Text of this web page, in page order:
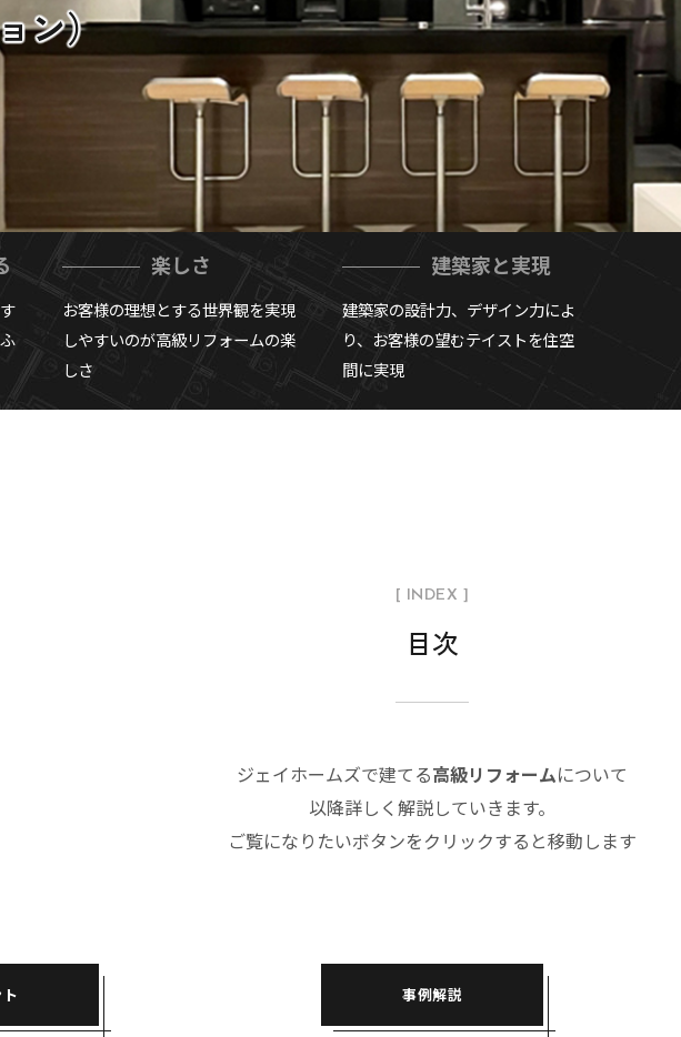
ン）
楽しさ
お客様の理想とする世界観を実現
しやすいのが高級リフォームの楽
しさ
建築家と実現
建築家の設計力、デザイン力によ
り、お客様の望むテイストを住空
間に実現
[ INDEX ]
目次
ジェイホームズで建てる高級リフォームについて
以降詳しく解説していきます。
ご覧になりたいボタンをクリックすると移動します
事例解説